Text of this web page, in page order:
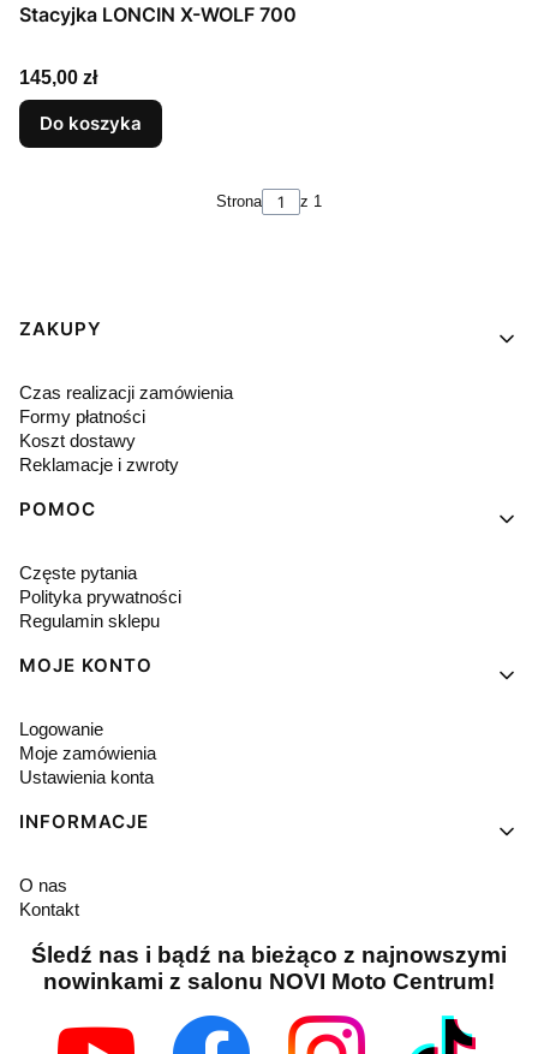
Stacyjka LONCIN X-WOLF 700
Cena
145,00 zł
Do koszyka
Strona z 1
Linki w stopce
ZAKUPY
Czas realizacji zamówienia
Formy płatności
Koszt dostawy
Reklamacje i zwroty
POMOC
Częste pytania
Polityka prywatności
Regulamin sklepu
MOJE KONTO
Logowanie
Moje zamówienia
Ustawienia konta
INFORMACJE
O nas
Kontakt
Śledź nas i bądź na bieżąco z najnowszymi
nowinkami z salonu NOVI Moto Centrum!